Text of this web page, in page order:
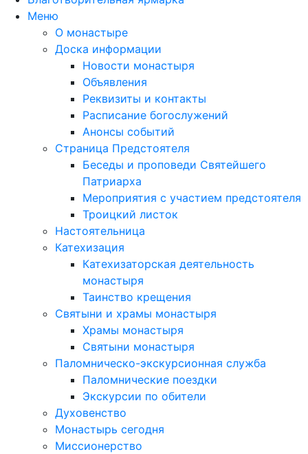
Меню
О монастыре
Доска информации
Новости монастыря
Объявления
Реквизиты и контакты
Расписание богослужений
Анонсы событий
Страница Предстоятеля
Беседы и проповеди Святейшего
Патриарха
Мероприятия с участием предстоятеля
Троицкий листок
Настоятельница
Катехизация
Катехизаторская деятельность
монастыря
Таинство крещения
Святыни и храмы монастыря
Храмы монастыря
Святыни монастыря
Паломническо-экскурсионная служба
Паломнические поездки
Экскурсии по обители
Духовенство
Монастырь сегодня
Миссионерство